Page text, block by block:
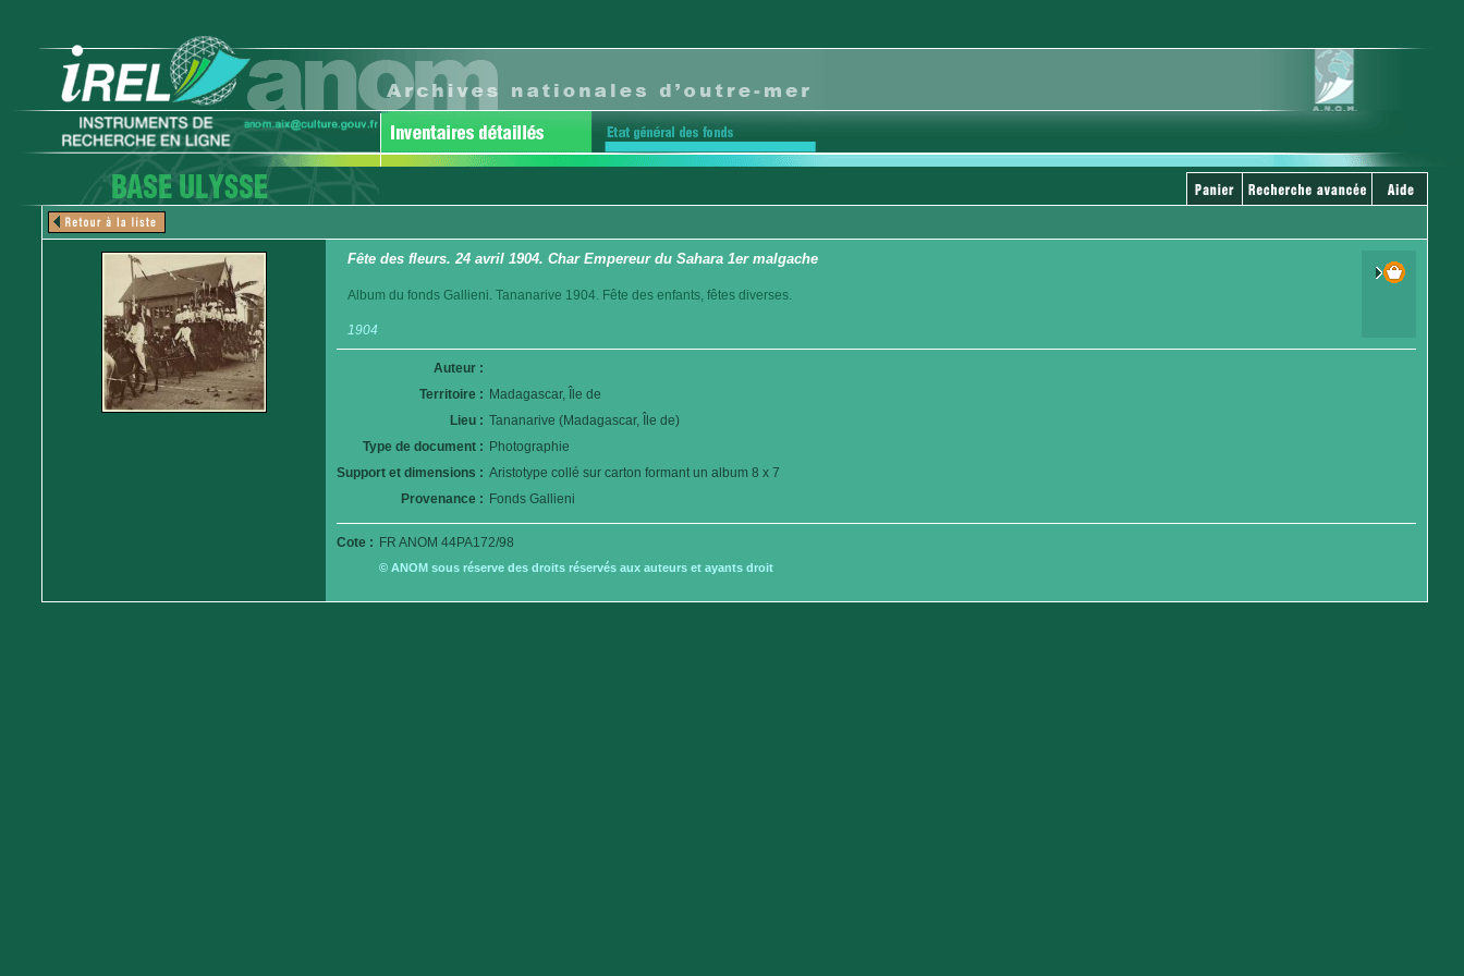
Fête des fleurs. 24 avril 1904. Char Empereur du Sahara 1er malgache
Album du fonds Gallieni. Tananarive 1904. Fête des enfants, fêtes diverses.
1904
Auteur :
Territoire : Madagascar, Île de
Lieu : Tananarive (Madagascar, Île de)
Type de document : Photographie
Support et dimensions : Aristotype collé sur carton formant un album 8 x 7
Provenance : Fonds Gallieni
Cote : FR ANOM 44PA172/98
© ANOM sous réserve des droits réservés aux auteurs et ayants droit